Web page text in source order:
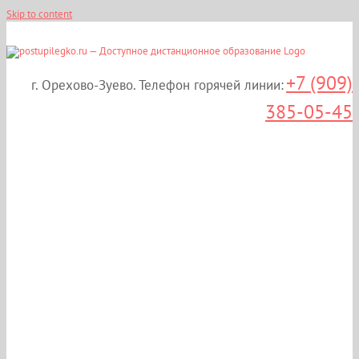
Skip to content
г. Орехово-Зуево. Телефон горячей линии:+7 (909)
385-05-45